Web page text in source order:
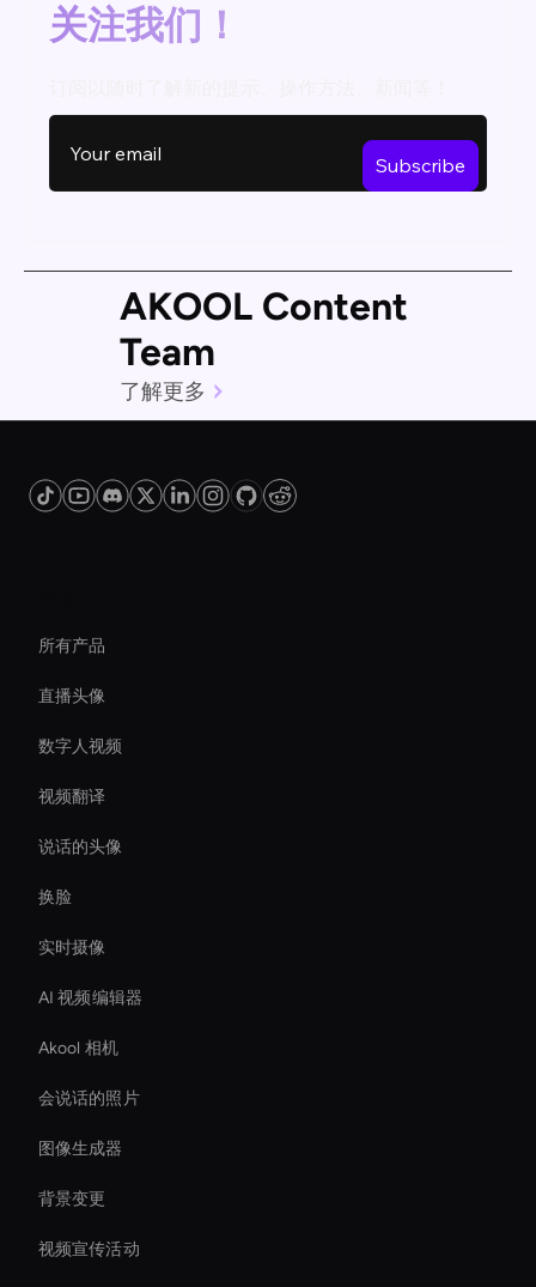
关注我们！
AKOOL Content
Team
了解更多
所有产品
直播头像
数字人视频
视频翻译
说话的头像
换脸
实时摄像
AI 视频编辑器
Akool 相机
会说话的照片
图像生成器
背景变更
视频宣传活动